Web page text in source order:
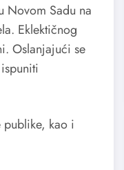
Novom Sadu na
Eklektičnog
Oslanjajući se
publike, kao i